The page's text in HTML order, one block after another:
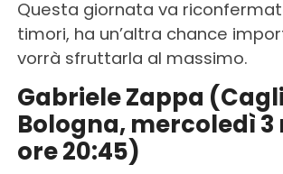
Questa giornata va
timori, ha un’altra chance
vorrà sfruttarla al massimo.
Gabriele Zappa
Bologna, mercoledì 3
ore 20:45)